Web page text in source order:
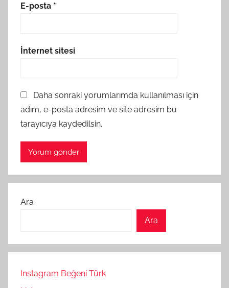
E-posta *
İnternet sitesi
Daha sonraki yorumlarımda kullanılması için
adım, e-posta adresim ve site adresim bu
tarayıcıya kaydedilsin.
Ara
Ara
Instagram Beğeni Türk